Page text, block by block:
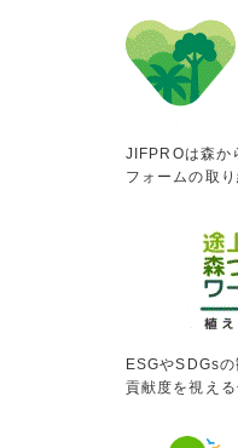
JIFPROは森か
フォームの取
ESGやSDGs
貢献度を視え